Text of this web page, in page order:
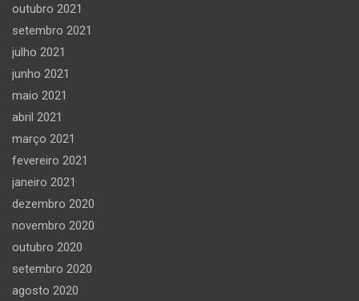
outubro 2021
setembro 2021
julho 2021
junho 2021
maio 2021
abril 2021
março 2021
fevereiro 2021
janeiro 2021
dezembro 2020
novembro 2020
outubro 2020
setembro 2020
agosto 2020